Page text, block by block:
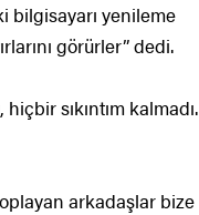
bilgisayarı yenileme
görürler” dedi.
sıkıntım kalmadı.
arkadaşlar bize